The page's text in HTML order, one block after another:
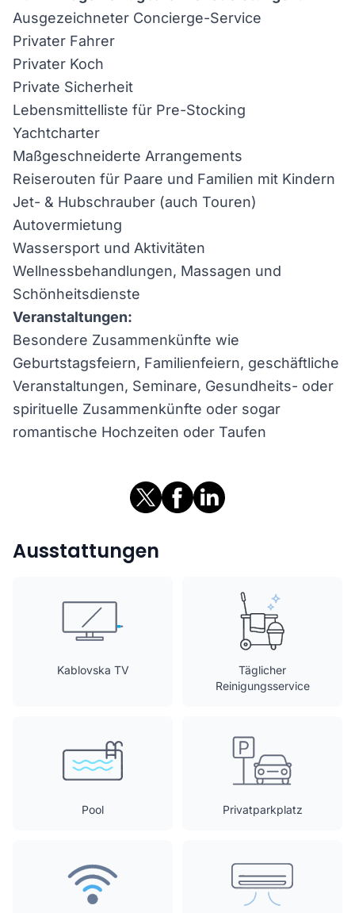
Ausgezeichneter Concierge-Service
Privater Fahrer
Privater Koch
Private Sicherheit
Lebensmittelliste für Pre-Stocking
Yachtcharter
Maßgeschneiderte Arrangements
Reiserouten für Paare und Familien mit Kindern
Jet- & Hubschrauber (auch Touren)
Autovermietung
Wassersport und Aktivitäten
Wellnessbehandlungen, Massagen und
Schönheitsdienste
Veranstaltungen:
Besondere Zusammenkünfte wie
Geburtstagsfeiern, Familienfeiern, geschäftliche
Veranstaltungen, Seminare, Gesundheits- oder
spirituelle Zusammenkünfte oder sogar
romantische Hochzeiten oder Taufen
Ausstattungen
Kablovska TV
Täglicher
Reinigungsservice
Pool Privatparkplatz